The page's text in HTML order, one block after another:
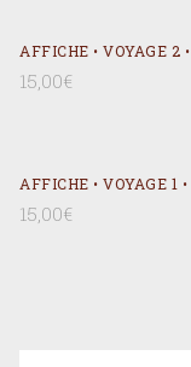
AFFICHE • VOYAGE 2 •
15,00€
AFFICHE • VOYAGE 1 •
15,00€